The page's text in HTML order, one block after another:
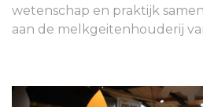
wetenschap en praktijk
aan de melkgeitenhouderij